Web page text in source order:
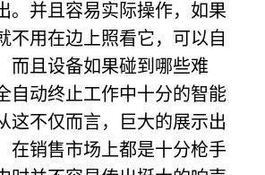
。并且容易实际操作，如果
不用在边上照看它，可以自
而且设备如果碰到哪些难
自动终止工作中十分的智能
这不仅而言，巨大的展示出
在销售市场上都是十分枪手